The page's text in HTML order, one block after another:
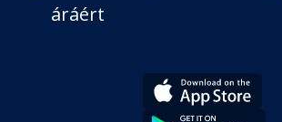
Fejezet hossza: 00:08:28
áráért